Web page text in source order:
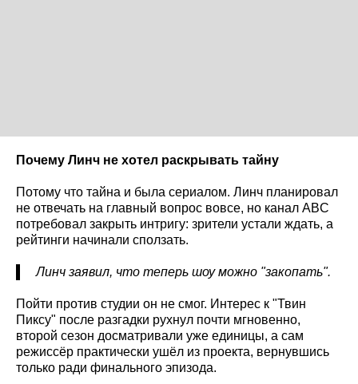
Почему Линч не хотел раскрывать тайну
Потому что тайна и была сериалом. Линч планировал
не отвечать на главный вопрос вовсе, но канал ABC
потребовал закрыть интригу: зрители устали ждать, а
рейтинги начинали сползать.
Линч заявил, что теперь шоу можно "закопать".
Пойти против студии он не смог. Интерес к "Твин
Пиксу" после разгадки рухнул почти мгновенно,
второй сезон досматривали уже единицы, а сам
режиссёр практически ушёл из проекта, вернувшись
только ради финального эпизода.